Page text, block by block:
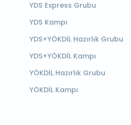
YDS Express Grubu
YDS Kampı
YDS+YÖKDİL Hazırlık Grubu
YDS+YÖKDİL Kampı
YÖKDİL Hazırlık Grubu
YÖKDİL Kampı